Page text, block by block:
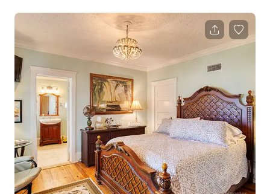
avec vos amis et votre famille autour du thé, du vin, des
sandwiches et des bonbons sucrés. La salle se loue à 100 $
de l'heure avec un minimum de 4 heures pour les invités
séjournant à l'auberge. Nous proposons également un High
English